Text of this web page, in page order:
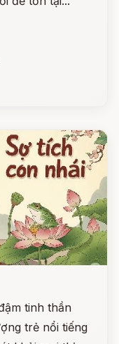
tinh thần
trẻ nổi tiếng